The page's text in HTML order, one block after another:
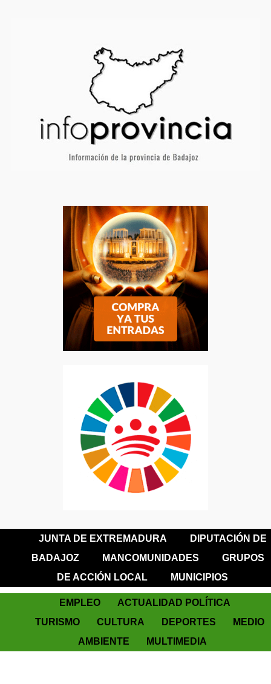
JUNTA DE EXTREMADURA
DIPUTACIÓN DE
BADAJOZ
MANCOMUNIDADES
GRUPOS
DE ACCIÓN LOCAL
MUNICIPIOS
EMPLEO
ACTUALIDAD POLÍTICA
TURISMO
CULTURA DEPORTES
MEDIO
AMBIENTE
MULTIMEDIA